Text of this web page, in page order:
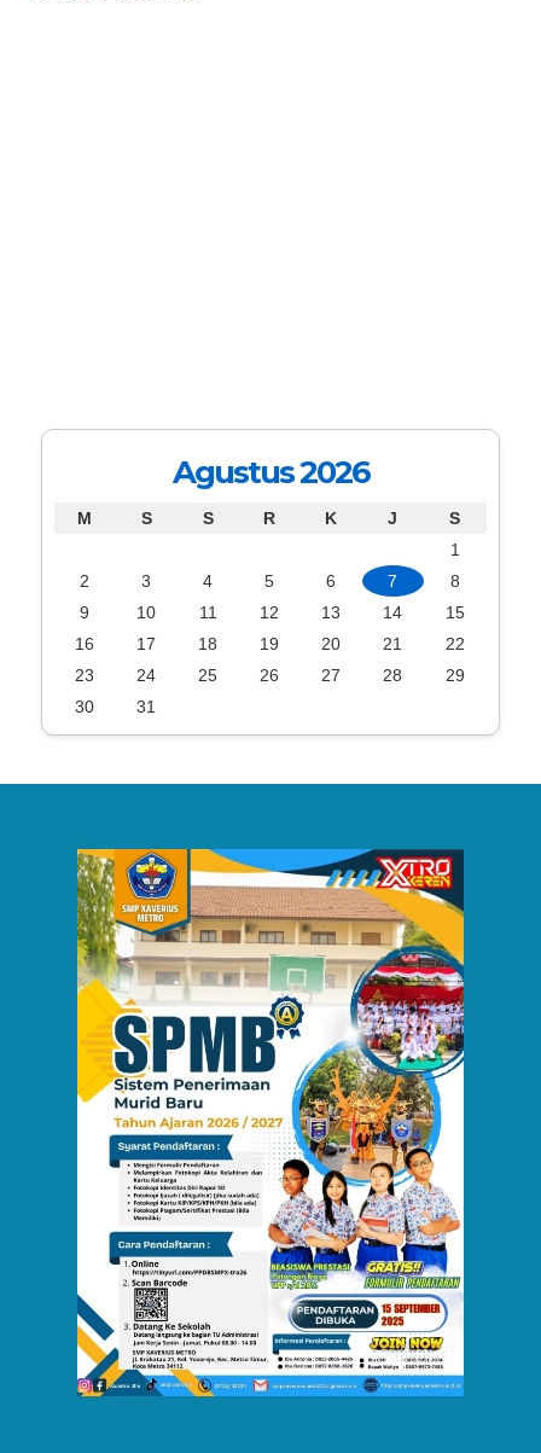
Agustus 2026
M S S R K J
S
1
2
3 4 5 6 7
8
9
10 11 12 13 14
15
16
17 18 19 20 21
22
23
24 25 26 27 28
29
30
31